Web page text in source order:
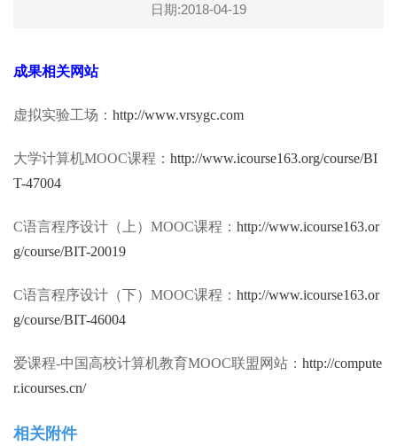
日期:2018-04-19
成果相关网站
虚拟实验工场： http://www.vrsygc.com
大学计算机MOOC课程： http://www.icourse163.org/course/BI
T-47004
C语言程序设计（上）MOOC课程： http://www.icourse163.or
g/course/BIT-20019
C语言程序设计（下）MOOC课程： http://www.icourse163.or
g/course/BIT-46004
爱课程-中国高校计算机教育MOOC联盟网站： http://compute
r.icourses.cn/
相关附件